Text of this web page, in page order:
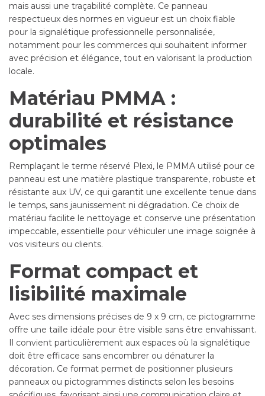
mais aussi une traçabilité complète. Ce panneau
respectueux des normes en vigueur est un choix fiable
pour la signalétique professionnelle personnalisée,
notamment pour les commerces qui souhaitent informer
avec précision et élégance, tout en valorisant la production
locale.
Matériau PMMA :
durabilité et résistance
optimales
Remplaçant le terme réservé Plexi, le PMMA utilisé pour ce
panneau est une matière plastique transparente, robuste et
résistante aux UV, ce qui garantit une excellente tenue dans
le temps, sans jaunissement ni dégradation. Ce choix de
matériau facilite le nettoyage et conserve une présentation
impeccable, essentielle pour véhiculer une image soignée à
vos visiteurs ou clients.
Format compact et
lisibilité maximale
Avec ses dimensions précises de 9 x 9 cm, ce pictogramme
offre une taille idéale pour être visible sans être envahissant.
Il convient particulièrement aux espaces où la signalétique
doit être efficace sans encombrer ou dénaturer la
décoration. Ce format permet de positionner plusieurs
panneaux ou pictogrammes distincts selon les besoins